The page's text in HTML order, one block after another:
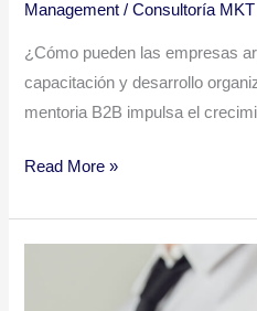
Management /Consultoría MKT
¿Cómo pueden las empresas
capacitación y desarrollo
mentoria B2B impulsa el
Read More »